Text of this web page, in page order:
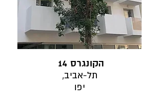
14 הקונגרס
תל-אביב,
יפו